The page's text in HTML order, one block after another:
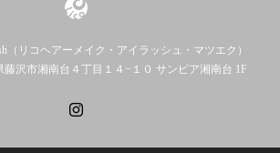
（リコヘアーメイク・アイラッシュ・マツエク）
藤沢市湘南台４丁目１４−１０ サンピア湘南台 1F